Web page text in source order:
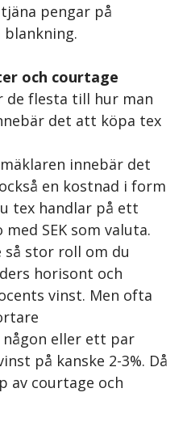
pengar på
blankning.
och courtage
de flesta till hur man
det att köpa tex
innebär det
en kostnad i form
tex handlar på ett
SEK som valuta.
så stor roll om du
horisont och
vinst. Men ofta
eller ett par
på kanske 2-3%. Då
av courtage och